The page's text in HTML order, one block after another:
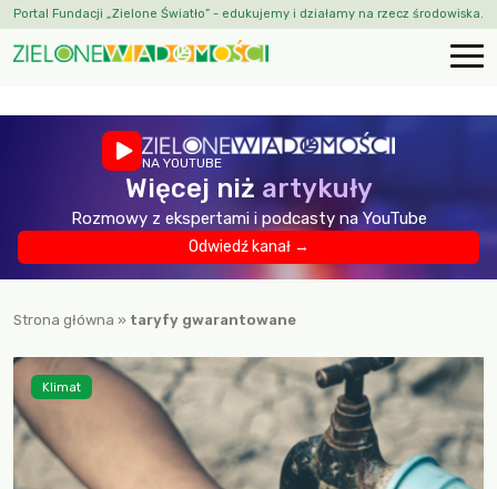
Portal Fundacji „Zielone Światło” - edukujemy i działamy na rzecz środowiska.
NA YOUTUBE
Więcej niż artykuły
Rozmowy z ekspertami i podcasty na YouTube
Odwiedź kanał →
Strona główna » taryfy gwarantowane
Klimat